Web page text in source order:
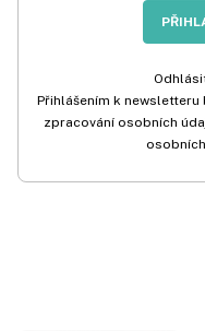
Přihlášením k newsletteru
zpracování osobních